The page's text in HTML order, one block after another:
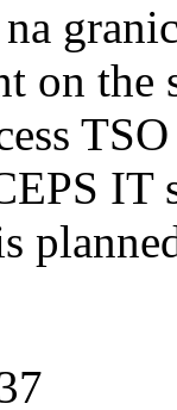
on
IT